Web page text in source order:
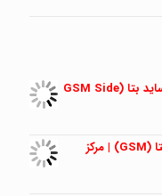
برد کرکره برقی سیمکارتی فول کانال موتور ساید بتا (GSM Side
برد کرکره برقی سیمکارتی فول کانال توبلار بتا (GSM) | مرکز